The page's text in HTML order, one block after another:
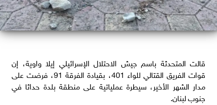
قالت المتحدثة باسم جيش الاحتلال الإسرائيلي إيلا واوية، إن
قوات الفريق القتالي للواء 401، بقيادة الفرقة 91، فرضت على
مدار الشهر الأخير، سيطرة عملياتية على منطقة بلدة حداثا في
جنوب لبنان.